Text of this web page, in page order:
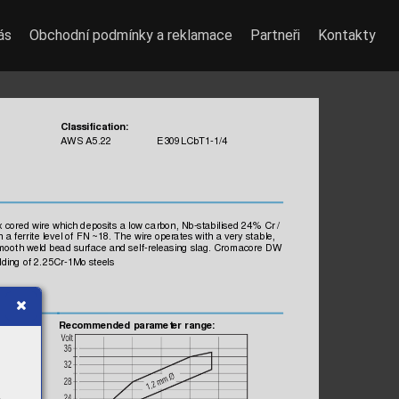
Classification:
AWS A5.22 E309LCbT1-1/4
cored wire which deposits a low carbon, Nb-stabi lised 24% Cr /
a ferrite level of FN ~18. T he wire operates with a very stable,
h weld bead surface and self-releasing slag. Cromacore DW
of 2.25Cr-1Mo steels
Recommended parameter range:
Obchodní podmínky a reklamace Partneři Kontakty